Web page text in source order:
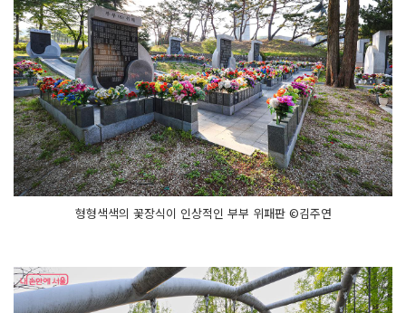
형형색색의 꽃장식이 인상적인 부부 위패판 ©김주연